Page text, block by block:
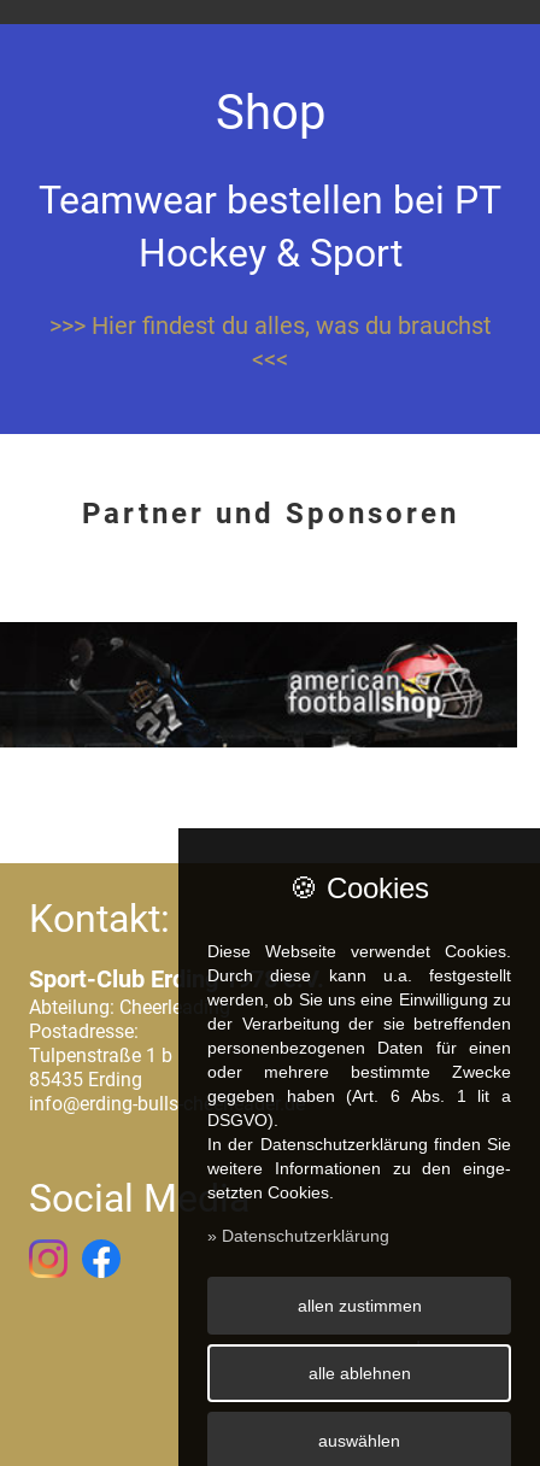
Shop
Teamwear bestellen bei PT
Hockey & Sport
>>> Hier findest du alles, was du brauchst
<<<
Partner und Sponsoren
Kontakt:
Sport-Club Erding 1978 e.V.
Abteilung: Cheerleading
Postadresse:
Tulpenstraße 1 b
85435 Erding
info@erding-bulls-cheerleader.de
Social Media
Impressum
Datenschutz
🍪 Cookies
Diese Webseite verwendet Cookies.
Durch diese kann u.a. fest­ge­stellt
werden, ob Sie uns eine Einwilligung zu
der Verarbeitung der sie betreffenden
personenbezogenen Daten für einen
oder mehrere bestimmte Zwecke
gegeben haben (Art. 6 Abs. 1 lit a
DSGVO).
In der Datenschutzerklärung finden Sie
weitere Informationen zu den ein­ge­
setz­ten Cookies.
» Datenschutzerklärung
allen zustimmen
alle ablehnen
auswählen